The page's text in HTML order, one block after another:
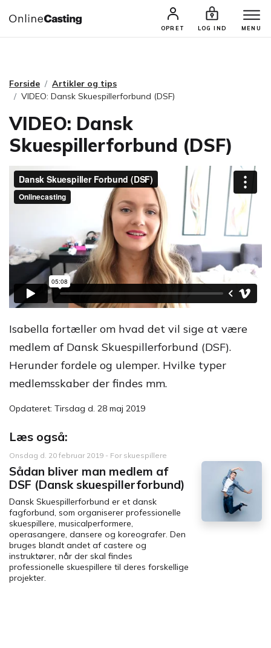
OPRET LOG IND MENU
CASTINGS & JOBS SØG PROFIL
Forside
Artikler og tips
VIDEO: Dansk Skuespillerforbund (DSF)
VIDEO: Dansk
Skuespillerforbund (DSF)
Isabella fortæller om hvad det vil sige at være
medlem af Dansk Skuespillerforbund (DSF).
Herunder fordele og ulemper. Hvilke typer
medlemsskaber der findes mm.
Opdateret: Tirsdag d. 28 maj 2019
Læs også:
Onsdag d. 20 februar 2019 - For skuespillere
Sådan bliver man medlem af
DSF (Dansk skuespillerforbund)
Dansk Skuespillerforbund er et dansk
fagforbund, som organiserer professionelle
skuespillere, musicalperformere,
operasangere, dansere og koreografer. Den
bruges blandt andet af castere og
instruktører, når der skal findes
professionelle skuespillere til deres forskellige
projekter.